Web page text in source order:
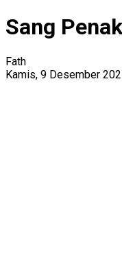
Sang
Fath
Kamis, 9 Desember